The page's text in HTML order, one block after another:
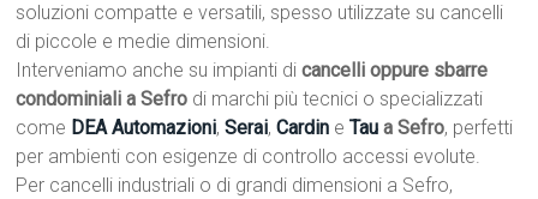
soluzioni compatte e versatili, spesso utilizzate su cancelli
di piccole e medie dimensioni.
Interveniamo anche su impianti dicancelli oppure sbarre
condominiali a Sefro di marchi più tecnici o specializzati
come DEA Automazioni,Serai,Cardin eTau a Sefro, perfetti
per ambienti con esigenze di controllo accessi evolute.
Per cancelli industriali o di grandi dimensioni a Sefro,